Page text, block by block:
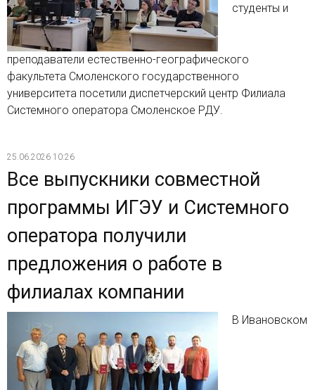
студенты и
преподаватели естественно-географического
факультета Смоленского государственного
университета посетили диспетчерский центр Филиала
Системного оператора Смоленское РДУ.
25.06.2026 10:26
Все выпускники совместной
программы ИГЭУ и Системного
оператора получили
предложения о работе в
филиалах компании
В Ивановском